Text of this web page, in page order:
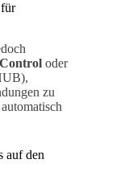
oder
zu
auf den